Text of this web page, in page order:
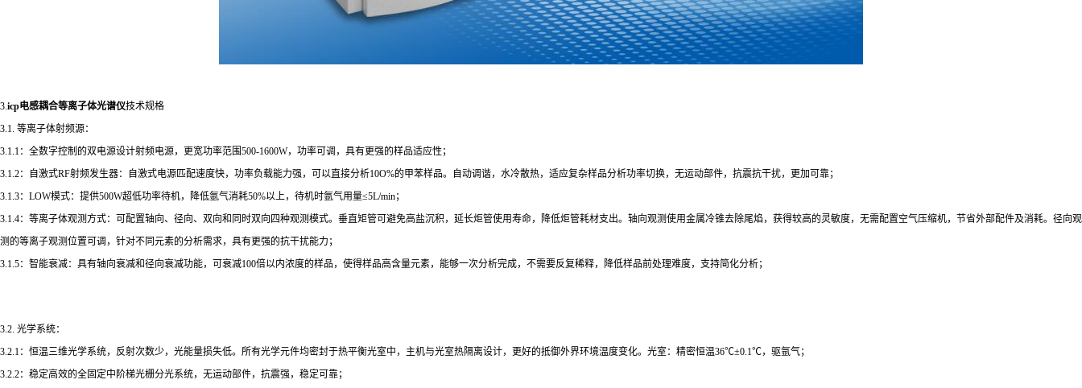
3.icp电感耦合等离子体光谱仪技术规格
3.1. 等离子体射频源：
3.1.1：全数字控制的双电源设计射频电源，更宽功率范围500-1600W，功率可调，具有更强的样品适应性；
3.1.2：自激式RF射频发生器：自激式电源匹配速度快，功率负载能力强，可以直接分析10O%的甲苯样品。自动调谐，水冷散热，适应复杂样品分析功率切换，无运动部件，抗震抗干扰，更加可靠；
3.1.3：LOW模式：提供500W超低功率待机，降低氩气消耗50%以上，待机时氩气用量≤5L/min；
3.1.4：等离子体观测方式：可配置轴向、径向、双向和同时双向四种观测模式。垂直矩管可避免高盐沉积，延长炬管使用寿命，降低炬管耗材支出。轴向观测使用金属冷锥去除尾焰，获得较高的灵敏度，无需配置空气压缩机，节省外部配件及消耗。径向观
测的等离子观测位置可调，针对不同元素的分析需求，具有更强的抗干扰能力；
3.1.5：智能衰减：具有轴向衰减和径向衰减功能，可衰减100倍以内浓度的样品，使得样品高含量元素，能够一次分析完成，不需要反复稀释，降低样品前处理难度，支持简化分析；
3.2. 光学系统：
3.2.1：恒温三维光学系统，反射次数少，光能量损失低。所有光学元件均密封于热平衡光室中，主机与光室热隔离设计，更好的抵御外界环境温度变化。光室：精密恒温36℃±0.1℃，驱氩气；
3.2.2：稳定高效的全固定中阶梯光栅分光系统，无运动部件，抗震强，稳定可靠；